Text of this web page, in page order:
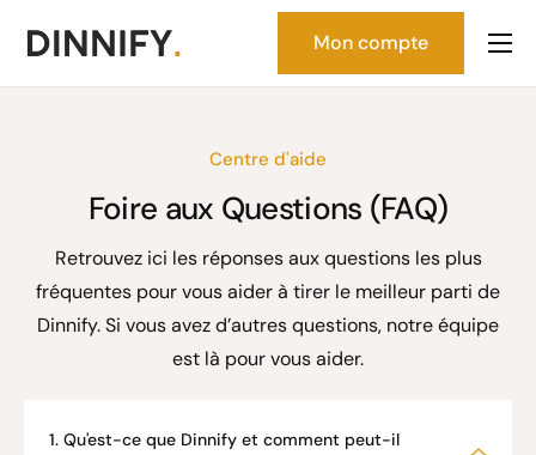
Accueil
Documentation
Mon compte
Centre d'aide
Foire aux Questions (FAQ)
Retrouvez ici les réponses aux questions les plus
fréquentes pour vous aider à tirer le meilleur parti de
Dinnify. Si vous avez d’autres questions, notre équipe
est là pour vous aider.
1. Qu'est-ce que Dinnify et comment peut-il